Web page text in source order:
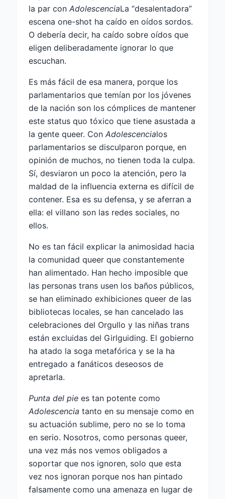
la par con AdolescenciaLa “desalentadora”
escena one-shot ha caído en oídos sordos.
O debería decir, ha caído sobre oídos que
eligen deliberadamente ignorar lo que
escuchan.
Es más fácil de esa manera, porque los
parlamentarios que temían por los jóvenes
de la nación son los cómplices de mantener
este status quo tóxico que tiene asustada a
la gente queer. Con Adolescencialos
parlamentarios se disculparon porque, en
opinión de muchos, no tienen toda la culpa.
Sí, desviaron un poco la atención, pero la
maldad de la influencia externa es difícil de
contener. Esa es su defensa, y se aferran a
ella: el villano son las redes sociales, no
ellos.
No es tan fácil explicar la animosidad hacia
la comunidad queer que constantemente
han alimentado. Han hecho imposible que
las personas trans usen los baños públicos,
se han eliminado exhibiciones queer de las
bibliotecas locales, se han cancelado las
celebraciones del Orgullo y las niñas trans
están excluidas del Girlguiding. El gobierno
ha atado la soga metafórica y se la ha
entregado a fanáticos deseosos de
apretarla.
Punta del pie es tan potente como
Adolescencia tanto en su mensaje como en
su actuación sublime, pero no se lo toma
en serio. Nosotros, como personas queer,
una vez más nos vemos obligados a
soportar que nos ignoren, solo que esta
vez nos ignoran porque nos han pintado
falsamente como una amenaza en lugar de